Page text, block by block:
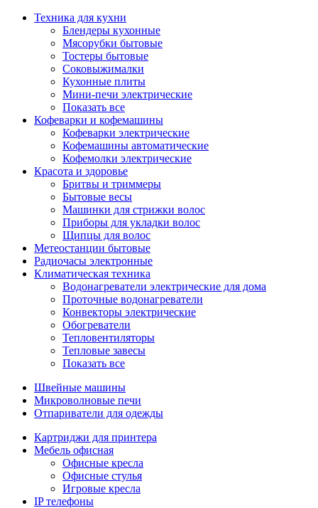
Техника для кухни
Блендеры кухонные
Мясорубки бытовые
Тостеры бытовые
Соковыжималки
Кухонные плиты
Мини-печи электрические
Показать все
Кофеварки и кофемашины
Кофеварки электрические
Кофемашины автоматические
Кофемолки электрические
Красота и здоровье
Бритвы и триммеры
Бытовые весы
Машинки для стрижки волос
Приборы для укладки волос
Щипцы для волос
Метеостанции бытовые
Радиочасы электронные
Климатическая техника
Водонагреватели электрические для дома
Проточные водонагреватели
Конвекторы электрические
Обогреватели
Тепловентиляторы
Тепловые завесы
Показать все
Швейные машины
Микроволновые печи
Отпариватели для одежды
Картриджи для принтера
Мебель офисная
Офисные кресла
Офисные стулья
Игровые кресла
IP телефоны